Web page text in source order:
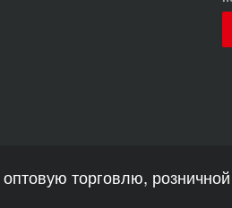
торговлю,